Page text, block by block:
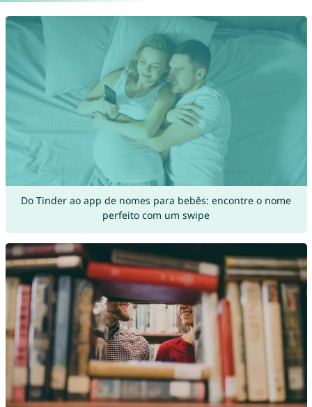
Do Tinder ao app de nomes para bebês: encontre o nome
perfeito com um swipe